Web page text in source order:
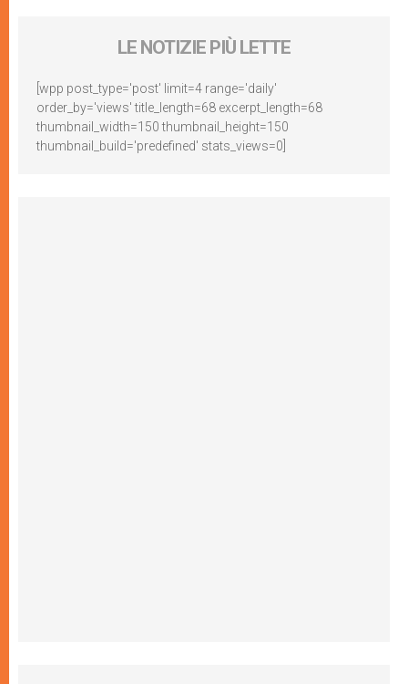
LE NOTIZIE PIÙ LETTE
[wpp post_type='post' limit=4 range='daily'
order_by='views' title_length=68 excerpt_length=68
thumbnail_width=150 thumbnail_height=150
thumbnail_build='predefined' stats_views=0]